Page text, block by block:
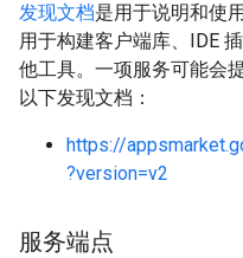
发现文档是用于说明和使
用于构建客户端库、IDE
他工具。一项服务可能会
以下发现文档：
https://
?version=v2
服务端点